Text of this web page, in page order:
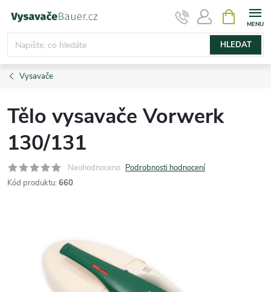
obsah
HLEDAT
NÁKUPNÍ
KOŠÍK
Vysavače
Tělo vysavače Vorwerk
130/131
Neohodnoceno Podrobnosti hodnocení
Kód produktu: 660